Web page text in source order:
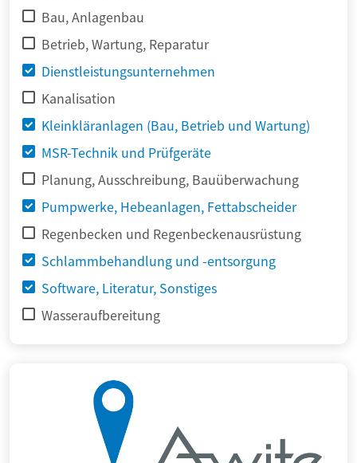
Bau, Anlagenbau
Betrieb, Wartung, Reparatur
Dienstleistungsunternehmen
Kanalisation
Kleinkläranlagen (Bau, Betrieb und Wartung)
MSR-Technik und Prüfgeräte
Planung, Ausschreibung, Bauüberwachung
Pumpwerke, Hebeanlagen, Fettabscheider
Regenbecken und Regenbeckenausrüstung
Schlammbehandlung und -entsorgung
Software, Literatur, Sonstiges
Wasseraufbereitung